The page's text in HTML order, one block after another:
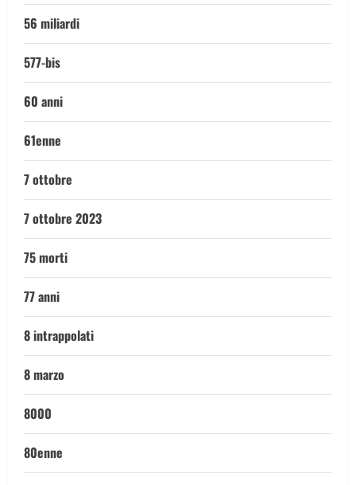
56 miliardi
577-bis
60 anni
61enne
7 ottobre
7 ottobre 2023
75 morti
77 anni
8 intrappolati
8 marzo
8000
80enne